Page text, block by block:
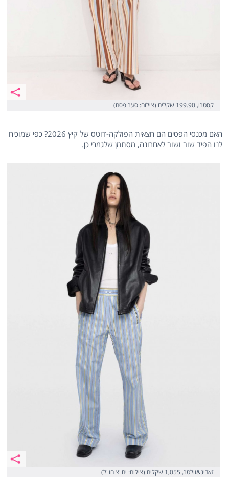
קסטרו, 199.90 שקלים (צילום: סער פסח)
האם מכנסי הפסים הם חצאית הפולקה-דוטס של קיץ 2026? כפי שמוכיח
לנו הפיד שוב ושוב לאחרונה, מסתמן שלגמרי כן.
זאדיג&וולטר, 1,055 שקלים (צילום: יח"צ חו"ל)